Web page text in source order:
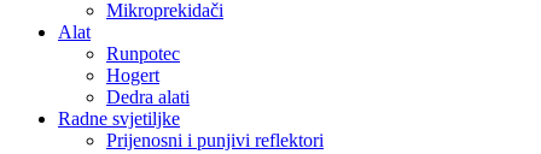
Mikroprekidači
Alat
Runpotec
Hogert
Dedra alati
Radne svjetiljke
Prijenosni i punjivi reflektori